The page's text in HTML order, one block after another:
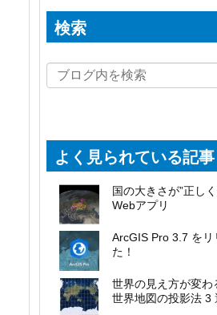
検索
よく見られている記事
国の大きさが”正し
Webアプリ
ArcGIS Pro 3.7 をリ
た！
世界の見え方が変わ
世界地図の投影法 3